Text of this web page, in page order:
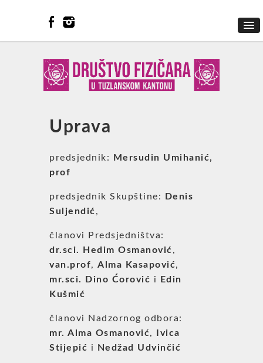
Uprava
predsjednik:
Mersudin Umihanić,
prof
predsjednik Skupštine:
Denis
Suljendić,
članovi Predsjedništva:
dr.sci. Hedim Osmanović,
van.prof, Alma Kasapović,
mr.sci. Dino Ćorović i
Edin
Kušmić
članovi Nadzornog odbora:
mr. Alma Osmanović,
Ivica
Stijepić i Nedžad Udvinčić